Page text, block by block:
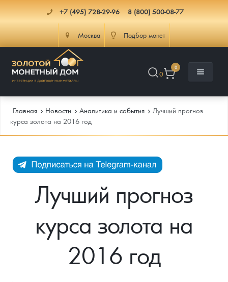
+7 (495) 728-29-96 8 (800) 500-08-77
Москва Подбор монет
0
0
Каталог Монет
Инвестиционные монеты
Иностранные
Памятные монеты России и СССР
Монеты Царской России
Монеты стран мира после 1950г
Монеты и жетоны ЗМД
Георгий Победоносец
Инфо
Как сделать заказ
Подбор монет
Аналитика и события
Главная Новости Аналитика и события
Лучший прогноз
курса золота на 2016 год
Лучший прогноз
курса золота на
2016 год